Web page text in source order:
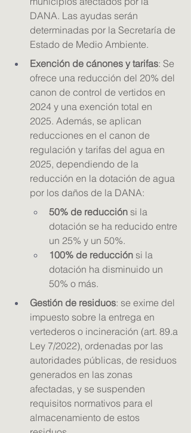
DANA. Las ayudas serán
determinadas por la Secretaría de
Estado de Medio Ambiente.
Exención de cánones y tarifas: Se
ofrece una reducción del 20% del
canon de control de vertidos en
2024 y una exención total en
2025. Además, se aplican
reducciones en el canon de
regulación y tarifas del agua en
2025, dependiendo de la
reducción en la dotación de agua
por los daños de la DANA:
50% de reducción si la
dotación se ha reducido entre
un 25% y un 50%.
100% de reducción si la
dotación ha disminuido un
50% o más.
Gestión de residuos: se exime del
impuesto sobre la entrega en
vertederos o incineración (art. 89.a
Ley 7/2022), ordenadas por las
autoridades públicas, de residuos
generados en las zonas
afectadas, y se suspenden
requisitos normativos para el
almacenamiento de estos